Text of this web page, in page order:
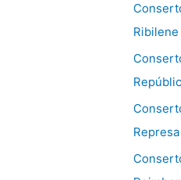
Ribilene
Represa